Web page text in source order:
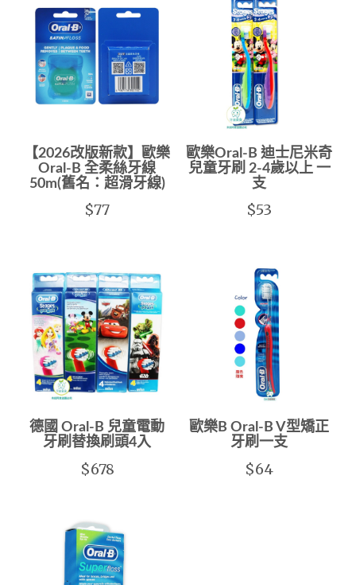
【2026改版新款】歐樂
Oral-B 全柔絲牙線
50m(舊名：超滑牙線)
$77
歐樂Oral-B 迪士尼米奇
兒童牙刷 2-4歲以上 一
支
$53
德國 Oral-B 兒童電動
牙刷替換刷頭4入
$678
歐樂B Oral-B V型矯正
牙刷一支
$64